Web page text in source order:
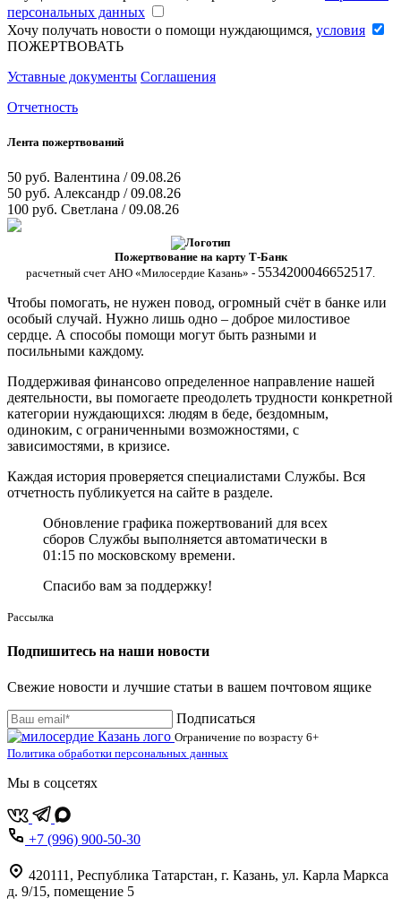
персональных данных
Хочу получать новости о помощи нуждающимся, условия
ПОЖЕРТВОВАТЬ
Уставные документы Соглашения
Отчетность
Лента пожертвований
50 руб. Валентина / 09.08.26
50 руб. Александр / 09.08.26
100 руб. Светлана / 09.08.26
Пожертвование на карту Т-Банк
расчетный счет АНО «Милосердие Казань» - 5534200046652517.
Чтобы помогать, не нужен повод, огромный счёт в банке или
особый случай. Нужно лишь одно – доброе милостивое
сердце. А способы помощи могут быть разными и
посильными каждому.
Поддерживая финансово определенное направление нашей
деятельности, вы помогаете преодолеть трудности конкретной
категории нуждающихся: людям в беде, бездомным,
одиноким, с ограниченными возможностями, с
зависимостями, в кризисе.
Каждая история проверяется специалистами Службы. Вся
отчетность публикуется на сайте в разделе.
Обновление графика пожертвований для всех
сборов Службы выполняется автоматически в
01:15 по московскому времени.
Спасибо вам за поддержку!
Рассылка
Подпишитесь на наши новости
Свежие новости и лучшие статьи в вашем почтовом ящике
Подписаться
Ограничение по возрасту 6+
Политика обработки персональных данных
Мы в соцсетях
+7 (996) 900-50-30
420111 , Республика Татарстан, г. Казань, ул. Карла Маркса
д. 9/15, помещение 5